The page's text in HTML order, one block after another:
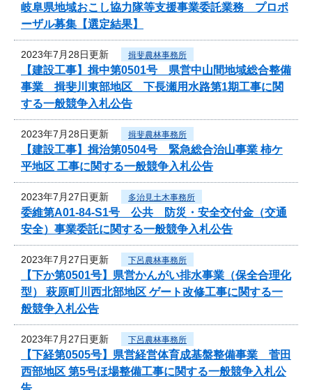
岐阜県地域おこし協力隊等支援事業委託業務 プロポ
ーザル募集【選定結果】
2023年7月28日更新 揖斐農林事務所
【建設工事】揖中第0501号 県営中山間地域総合整備
事業 揖斐川東部地区 下長瀬用水路第1期工事に関
する一般競争入札公告
2023年7月28日更新 揖斐農林事務所
【建設工事】揖治第0504号 緊急総合治山事業 柿ケ
平地区 工事に関する一般競争入札公告
2023年7月27日更新 多治見土木事務所
委維第A01-84-S1号 公共 防災・安全交付金（交通
安全）事業委託に関する一般競争入札公告
2023年7月27日更新 下呂農林事務所
【下か第0501号】県営かんがい排水事業（保全合理化
型） 萩原町川西北部地区 ゲート改修工事に関する一
般競争入札公告
2023年7月27日更新 下呂農林事務所
【下経第0505号】県営経営体育成基盤整備事業 菅田
西部地区 第5号ほ場整備工事に関する一般競争入札公